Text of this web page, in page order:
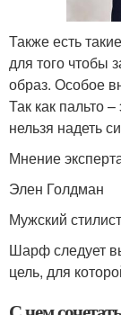
Также есть
для того чтобы
образ. Особое
Так как пальто
нельзя надеть
Мнение
Элен Голдман
Мужский
Шарф следует
цель, для